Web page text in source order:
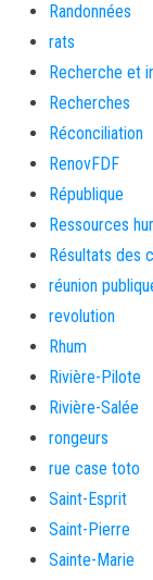
Randonnées
rats
Recherche et
Recherches
Réconciliation
RenovFDF
République
Ressources
Résultats des
réunion
revolution
Rhum
Rivière-Pilote
Rivière-Salée
rongeurs
rue case toto
Saint-Esprit
Saint-Pierre
Sainte-Marie